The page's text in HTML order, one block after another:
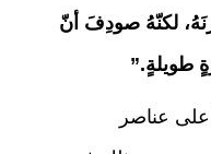
لكنّهُ صودِفَ أنّ
طويلةٍ.”
على عناصر